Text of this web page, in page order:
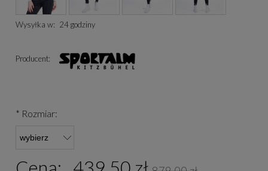
Wysyłka w: 24 godziny
Producent:
* Rozmiar: